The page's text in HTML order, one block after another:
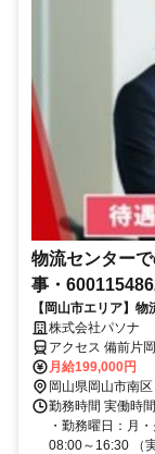
物流センター
事・
【岡山市エリア】
少なめのお仕事です
株式会社パソナ
アクセス 備前片
月給199,000円
岡山県岡山市南区
勤務時間 実働時
・勤務曜日：月
08:00～16:30 （